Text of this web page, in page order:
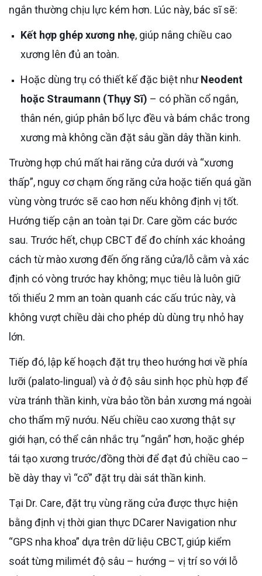
ngắn thường chịu lực kém hơn. Lúc này, bác sĩ sẽ:
Kết hợp ghép xương nhẹ, giúp nâng chiều cao
xương lên đủ an toàn.
Hoặc dùng trụ có thiết kế đặc biệt nhưNeodent
hoặc Straumann (Thụy Sĩ) – có phần cổ ngắn,
thân nén, giúp phân bổ lực đều và bám chắc trong
xương mà không cần đặt sâu gần dây thần kinh.
Trường hợp chú mất hai răng cửa dưới và “xương
thấp”, nguy cơ chạm ống răng cửa hoặc tiến quá gần
vùng vòng trước sẽ cao hơn nếu không định vị tốt.
Hướng tiếp cận an toàn tại Dr. Care gồm các bước
sau. Trước hết, chụp CBCT để đo chính xác khoảng
cách từ mào xương đến ống răng cửa/lỗ cằm và xác
định có vòng trước hay không; mục tiêu là luôn giữ
tối thiểu 2 mm an toàn quanh các cấu trúc này, và
không vượt chiều dài cho phép dù dùng trụ nhỏ hay
lớn.
Tiếp đó, lập kế hoạch đặt trụ theo hướng hơi về phía
lưỡi (palato-lingual) và ở độ sâu sinh học phù hợp để
vừa tránh thần kinh, vừa bảo tồn bản xương má ngoài
cho thẩm mỹ nướu. Nếu chiều cao xương thật sự
giới hạn, có thể cân nhắc trụ “ngắn” hơn, hoặc ghép
tái tạo xương trước/đồng thời để đạt đủ chiều cao –
bề dày thay vì “cố” đặt trụ dài sát thần kinh.
Tại Dr. Care, đặt trụ vùng răng cửa được thực hiện
bằng định vị thời gian thực DCarer Navigation như
“GPS nha khoa” dựa trên dữ liệu CBCT, giúp kiểm
soát từng milimét độ sâu – hướng – vị trí so với lỗ